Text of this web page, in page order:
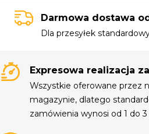
Darmowa dostawa
Dla przesyłek
Expresowa realizacja
Wszystkie oferowane przez
magazynie, dlatego
zamówienia wynosi od 1 do